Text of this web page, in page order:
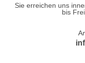
Sie erreichen uns
bis